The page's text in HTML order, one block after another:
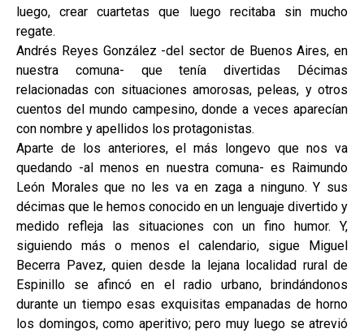
luego, crear cuartetas que luego recitaba sin mucho
regate.
Andrés Reyes González -del sector de Buenos Aires, en
nuestra comuna- que tenía divertidas Décimas
relacionadas con situaciones amorosas, peleas, y otros
cuentos del mundo campesino, donde a veces aparecían
con nombre y apellidos los protagonistas.
Aparte de los anteriores, el más longevo que nos va
quedando -al menos en nuestra comuna- es Raimundo
León Morales que no les va en zaga a ninguno. Y sus
décimas que le hemos conocido en un lenguaje divertido y
medido refleja las situaciones con un fino humor. Y,
siguiendo más o menos el calendario, sigue Miguel
Becerra Pavez, quien desde la lejana localidad rural de
Espinillo se afincó en el radio urbano, brindándonos
durante un tiempo esas exquisitas empanadas de horno
los domingos, como aperitivo; pero muy luego se atrevió